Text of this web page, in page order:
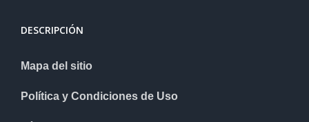
DESCRIPCIÓN
Mapa del sitio
Política y Condiciones de Uso